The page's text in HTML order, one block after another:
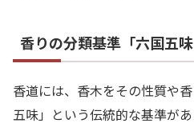
香りの分類基準「六国五
香道には、香木をその性質や
五味」という伝統的な基準が